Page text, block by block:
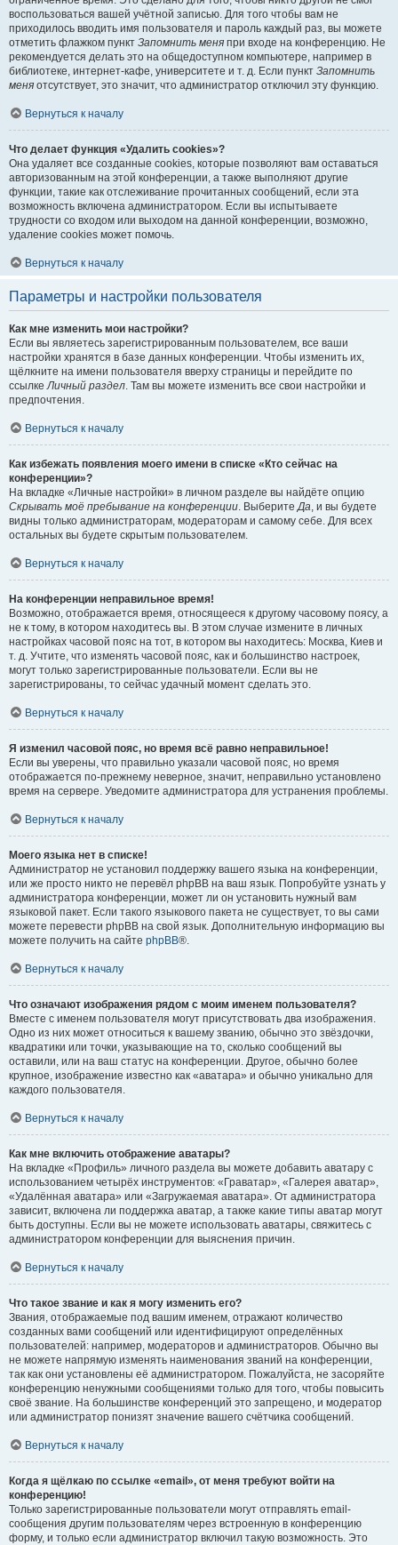
воспользоваться вашей учётной записью. Для того чтобы вам не
приходилось вводить имя пользователя и пароль каждый раз, вы можете
отметить флажком пункт Запомнить меня при входе на конференцию. Не
рекомендуется делать это на общедоступном компьютере, например в
библиотеке, интернет-кафе, университете и т. д. Если пункт Запомнить
меня отсутствует, это значит, что администратор отключил эту функцию.
Вернуться к началу
Что делает функция «Удалить cookies»?
Она удаляет все созданные cookies, которые позволяют вам оставаться
авторизованным на этой конференции, а также выполняют другие
функции, такие как отслеживание прочитанных сообщений, если эта
возможность включена администратором. Если вы испытываете
трудности со входом или выходом на данной конференции, возможно,
удаление cookies может помочь.
Вернуться к началу
Параметры и настройки пользователя
Как мне изменить мои настройки?
Если вы являетесь зарегистрированным пользователем, все ваши
настройки хранятся в базе данных конференции. Чтобы изменить их,
щёлкните на имени пользователя вверху страницы и перейдите по
ссылкеЛичный раздел. Там вы можете изменить все свои настройки и
предпочтения.
Вернуться к началу
Как избежать появления моего имени в списке «Кто сейчас на
конференции»?
На вкладке «Личные настройки» в личном разделе вы найдёте опцию
Скрывать моё пребывание на конференции. ВыберитеДа, и вы будете
видны только администраторам, модераторам и самому себе. Для всех
остальных вы будете скрытым пользователем.
Вернуться к началу
На конференции неправильное время!
Возможно, отображается время, относящееся к другому часовому поясу, а
не к тому, в котором находитесь вы. В этом случае измените в личных
настройках часовой пояс на тот, в котором вы находитесь: Москва, Киев и
т. д. Учтите, что изменять часовой пояс, как и большинство настроек,
могут только зарегистрированные пользователи. Если вы не
зарегистрированы, то сейчас удачный момент сделать это.
Вернуться к началу
Я изменил часовой пояс, но время всё равно неправильное!
Если вы уверены, что правильно указали часовой пояс, но время
отображается по-прежнему неверное, значит, неправильно установлено
время на сервере. Уведомите администратора для устранения проблемы.
Вернуться к началу
Моего языка нет в списке!
Администратор не установил поддержку вашего языка на конференции,
или же просто никто не перевёл phpBB на ваш язык. Попробуйте узнать у
администратора конференции, может ли он установить нужный вам
языковой пакет. Если такого языкового пакета не существует, то вы сами
можете перевести phpBB на свой язык. Дополнительную информацию вы
можете получить на сайте phpBB®.
Вернуться к началу
Что означают изображения рядом с моим именем пользователя?
Вместе с именем пользователя могут присутствовать два изображения.
Одно из них может относиться к вашему званию, обычно это звёздочки,
квадратики или точки, указывающие на то, сколько сообщений вы
оставили, или на ваш статус на конференции. Другое, обычно более
крупное, изображение известно как «аватара» и обычно уникально для
каждого пользователя.
Вернуться к началу
Как мне включить отображение аватары?
На вкладке «Профиль» личного раздела вы можете добавить аватару с
использованием четырёх инструментов: «Граватар», «Галерея аватар»,
«Удалённая аватара» или «Загружаемая аватара». От администратора
зависит, включена ли поддержка аватар, а также какие типы аватар могут
быть доступны. Если вы не можете использовать аватары, свяжитесь с
администратором конференции для выяснения причин.
Вернуться к началу
Что такое звание и как я могу изменить его?
Звания, отображаемые под вашим именем, отражают количество
созданных вами сообщений или идентифицируют определённых
пользователей: например, модераторов и администраторов. Обычно вы
не можете напрямую изменять наименования званий на конференции,
так как они установлены её администратором. Пожалуйста, не засоряйте
конференцию ненужными сообщениями только для того, чтобы повысить
своё звание. На большинстве конференций это запрещено, и модератор
или администратор понизят значение вашего счётчика сообщений.
Вернуться к началу
Когда я щёлкаю по ссылке «email», от меня требуют войти на
конференцию!
Только зарегистрированные пользователи могут отправлять email-
сообщения другим пользователям через встроенную в конференцию
форму, и только если администратор включил такую возможность. Это